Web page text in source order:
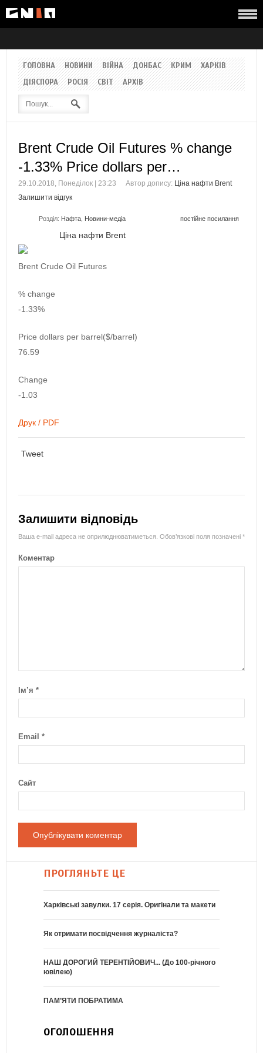
ГОЛОВНА НОВИНИ ВІЙНА ДОНБАС КРИМ
ХАРКІВ
ДІЯСПОРА
РОСІЯ СВІТ АРХІВ
Brent Crude Oil Futures % change
-1.33% Price dollars per…
29.10.2018, Понеділок | 23:23 Автор допису: Ціна нафти Brent
Залишити відгук
Розділ: Нафта Новини-медіа постійне посилання
Ціна нафти Brent
Brent Crude Oil Futures
% change
-1.33%
Price dollars per barrel($/barrel)
76.59
Change
-1.03
Друк / PDF
Tweet
Залишити відповідь
Ваша e-mail адреса не оприлюднюватиметься. Обов’язкові поля позначені *
Коментар
Ім’я *
Email *
Сайт
ПРОГЛЯНЬТЕ ЦЕ
Харківські завулки. 17 серія. Оригінали та макети
Як отримати посвідчення журналіста?
НАШ ДОРОГИЙ ТЕРЕНТІЙОВИЧ... (До 100-річного
ювілею)
ПАМ’ЯТИ ПОБРАТИМА
ОГОЛОШЕННЯ